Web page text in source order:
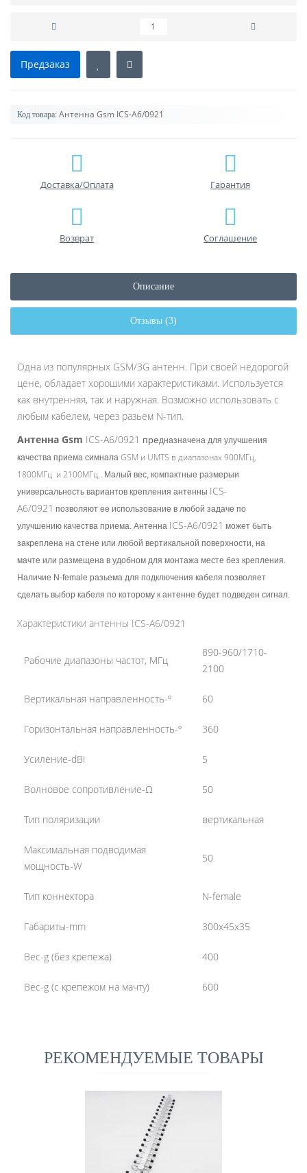
Предзаказ
Код товара: Антенна Gsm ICS-А6/0921
Доставка/Оплата Гарантия
Возврат Соглашение
Описание
Отзывы (3)
Одна из популярных GSM/3G антенн. При своей недорогой
цене, обладает хорошими характеристиками. Используется
как внутренняя, так и наружная. Возможно использовать с
любым кабелем, через разьем N-тип.
Антенна Gsm ICS-А6/0921 предназначена для улучшения
качества приема симнала GSM и UMTS в диапазонах 900МГц,
1800МГц и 2100МГц.. Малый вес, компактные размерыи
универсальность вариантов крепления антенны ICS-
А6/0921 позволяют ее использование в любой задаче по
улучшению качества приема. Антенна ICS-А6/0921 может быть
закреплена на стене или любой вертикальной поверхности, на
мачте или размещена в удобном для монтажа месте без крепления.
Наличие N-female разьема для подключения кабеля позволяет
сделать выбор кабеля по которому к антенне будет подведен сигнал.
Характеристики антенны ICS-А6/0921
Рабочие диапазоны частот, МГц
890-960/1710-
2100
Вертикальная направленность-º 60
Горизонтальная направленность-º 360
Усиление-dBi 5
Волновое сопротивление-Ω 50
Тип поляризации вертикальная
Максимальная подводимая
мощность-W
50
Тип коннектора N-female
Габариты-mm 300x45x35
Вес-g (без крепежа) 400
Вес-g (с крепежом на мачту) 600
РЕКОМЕНДУЕМЫЕ ТОВАРЫ